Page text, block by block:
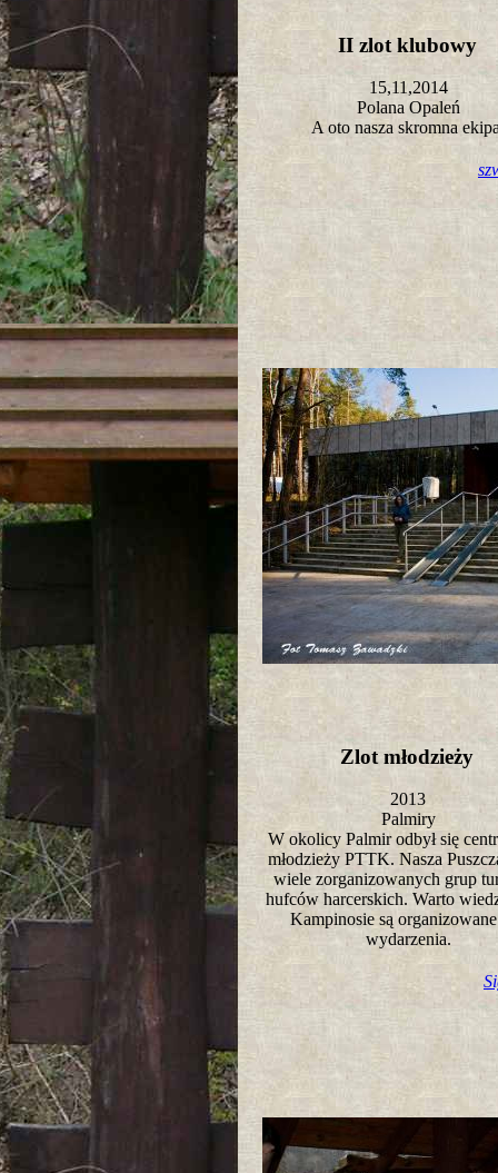
II zlot klubowy
15,11,2014
Polana Opaleń
A oto nasza skromna
Zlot młodzieży
2013
Palmiry
W okolicy Palmir odbył się
młodzieży PTTK. Nasza
wiele zorganizowanych grup
hufców harcerskich. Warto
Kampinosie są
wydarzenia.